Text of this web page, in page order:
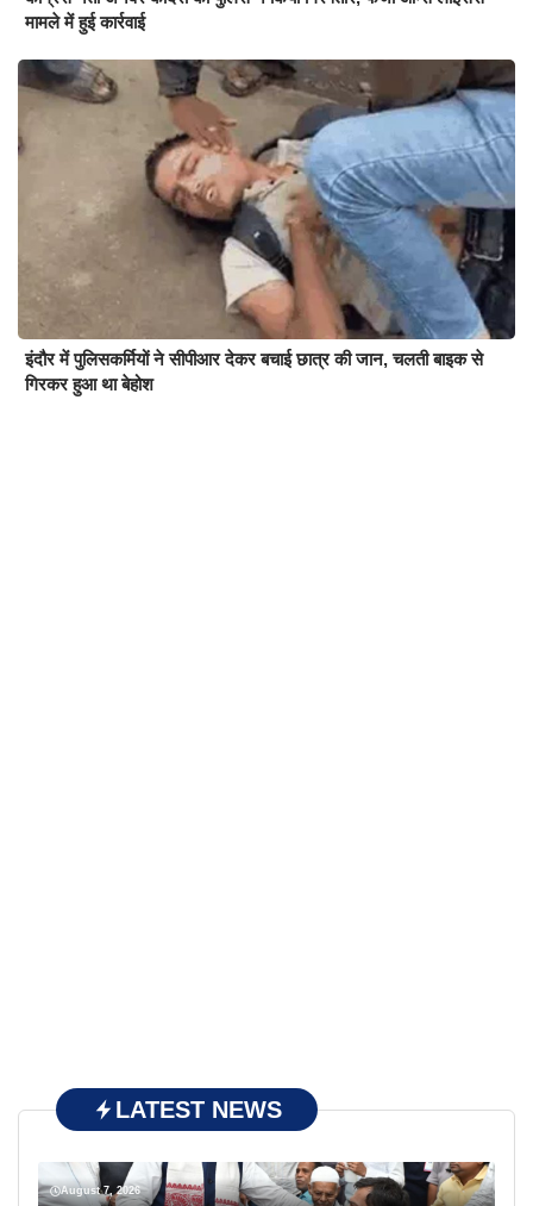
मामले में हुई कार्रवाई
इंदौर में पुलिसकर्मियों ने सीपीआर देकर बचाई छात्र की जान, चलती बाइक से
गिरकर हुआ था बेहोश
LATEST NEWS
August 7, 2026